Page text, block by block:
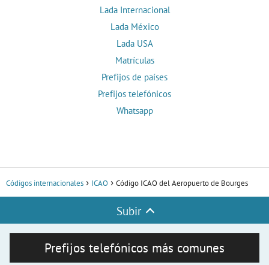
Lada Internacional
Lada México
Lada USA
Matrículas
Prefijos de países
Prefijos telefónicos
Whatsapp
Códigos internacionales ICAO Código ICAO del Aeropuerto de Bourges
Subir
Prefijos telefónicos más comunes